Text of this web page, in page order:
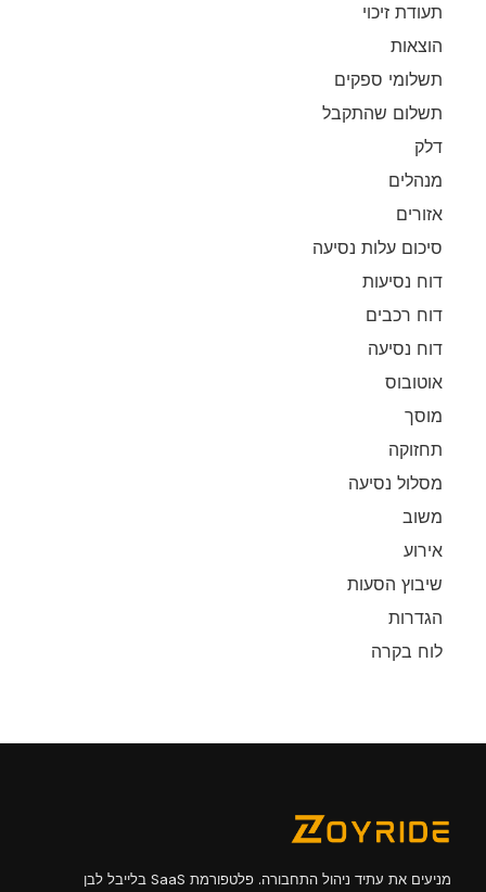
תעודת זיכוי
הוצאות
תשלומי ספקים
תשלום שהתקבל
דלק
מנהלים
אזורים
סיכום עלות נסיעה
דוח נסיעות
דוח רכבים
דוח נסיעה
אוטובוס
מוסך
תחזוקה
מסלול נסיעה
משוב
אירוע
שיבוץ הסעות
הגדרות
לוח בקרה
מניעים את עתיד ניהול התחבורה. פלטפורמת SaaS בלייבל לבן